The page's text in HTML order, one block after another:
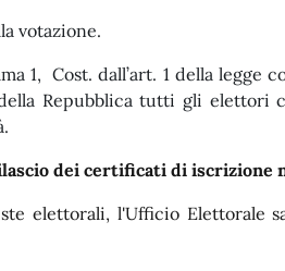
votazione.
1, Cost. dall’art. 1 della legge
Repubblica tutti gli elettori
dei certificati di iscrizione
elettorali, l'Ufficio Elettorale